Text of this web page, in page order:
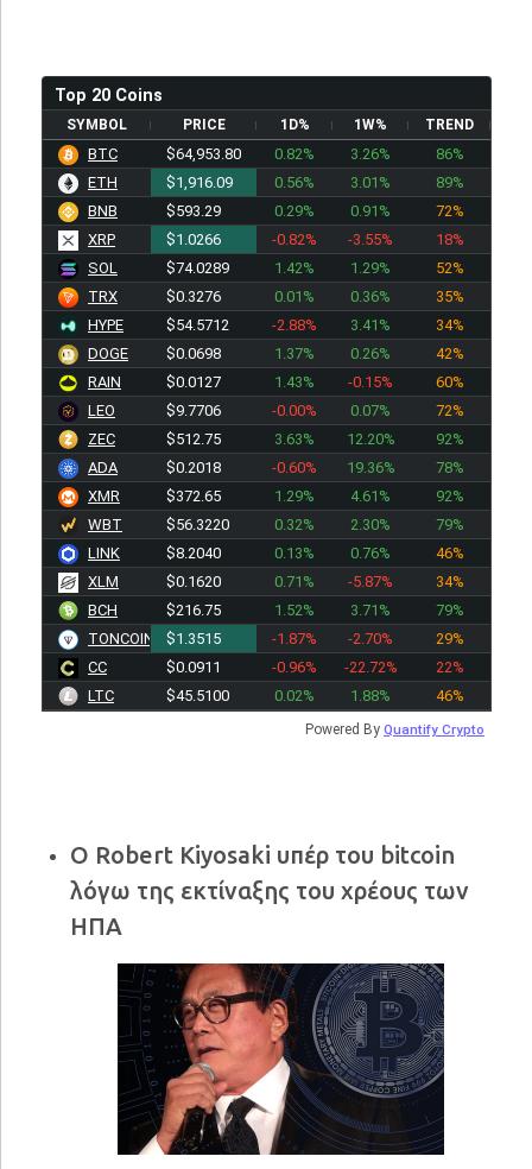
Top 20 Coins
SYMBOL PRICE 1D% 1W% TREND
BTC $64,953.80 0.82% 3.26%
86%
ETH
$1,916.09 0.56% 3.01%
89%
BNB
$593.29 0.29% 0.91%
72%
XRP
$1.0266 -0.82% -3.55%
18%
SOL
$74.0289 1.42% 1.29%
52%
TRX
$0.3276 0.01% 0.36%
35%
HYPE
$54.5712 -2.88% 3.41%
34%
DOGE
$0.0698 1.37% 0.26%
42%
RAIN
$0.0127 1.43% -0.15%
60%
LEO
$9.7706 -0.00% 0.07%
72%
ZEC
$512.75 3.63% 12.20%
92%
ADA
$0.2018 -0.60% 19.36%
78%
XMR
$372.65 1.29% 4.61%
92%
WBT
$56.3220 0.32% 2.30%
79%
LINK
$8.2040 0.13% 0.76%
46%
XLM
$0.1620 0.71% -5.87%
34%
BCH
$216.75 1.52% 3.71%
79%
TONCOIN
$1.3515 -1.87% -2.70%
29%
CC
$0.0911 -0.96% -22.72%
22%
LTC
$45.5100 0.02% 1.88% 46%
Powered By Quantify Crypto
Ο Robert Kiyosaki υπέρ του bitcoin
λόγω της εκτίναξης του χρέους των
ΗΠΑ